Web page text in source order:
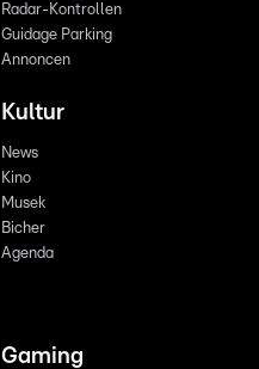
Radar-Kontrollen
Guidage Parking
Annoncen
Kultur
News
Kino
Musek
Bicher
Agenda
Gaming